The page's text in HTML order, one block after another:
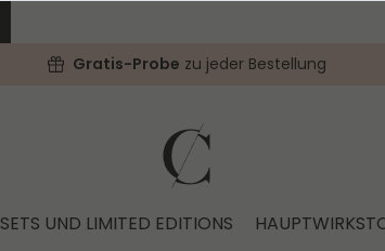
Gratis-Probe zu jeder Bestellung
SETS UND LIMITED EDITIONS